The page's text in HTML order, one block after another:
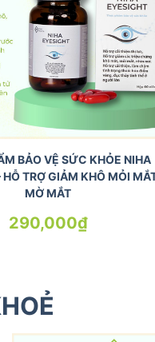
BẢO VỆ SỨC KHỎE NIHA
HỖ TRỢ GIẢM KHÔ MỎI MẮT,
290,000 ₫